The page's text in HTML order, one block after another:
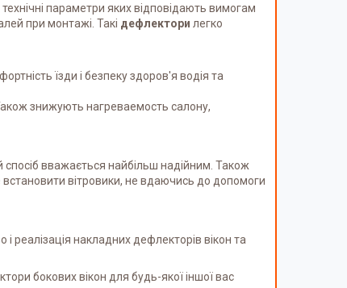
параметри яких відповідають вимогам
при монтажі. Такі дефлектори легко
їзди і безпеку здоров'я водія та
знижують нагреваемость салону,
вважається найбільш надійним. Також
вітровики, не вдаючись до допомоги
реалізація накладних дефлекторів вікон та
бокових вікон для будь-якої іншої вас